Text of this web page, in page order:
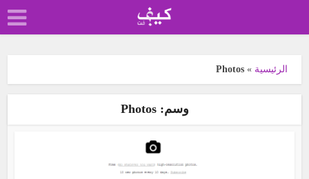
الرئيسية »
Photos
وسم: Photos